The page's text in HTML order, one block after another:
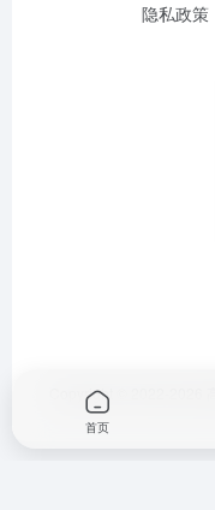
隐私政策
Copyright © 2022-2026
首页